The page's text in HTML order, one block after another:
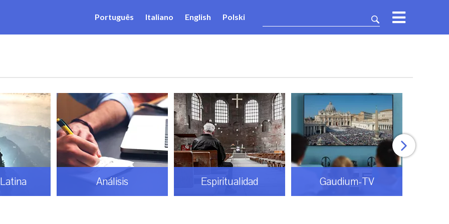
Português Italiano English Polski
Análisis Espiritualidad Gaudium-TV